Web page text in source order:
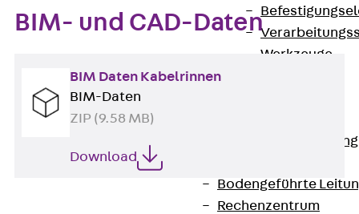
Werkzeuge
Wireless Charging
Bodengeführte
Rechenzentrum
BIM- und CAD-Daten
BIM Daten Kabelrinnen
BIM-Daten
ZIP (9.58 MB)
Download